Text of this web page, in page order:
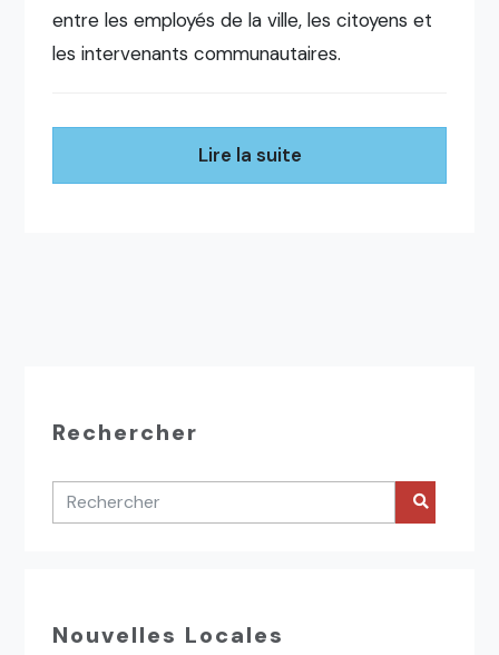
entre les employés de la ville, les citoyens et
les intervenants communautaires.
Lire la suite
Rechercher
Nouvelles Locales